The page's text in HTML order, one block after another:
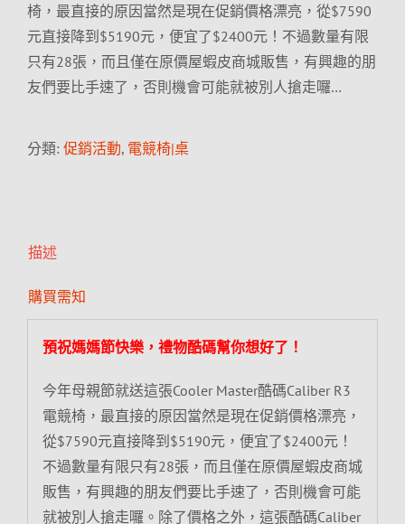
椅，最直接的原因當然是現在促銷價格漂亮，從$7590
元直接降到$5190元，便宜了$2400元！不過數量有限
只有28張，而且僅在原價屋蝦皮商城販售，有興趣的朋
友們要比手速了，否則機會可能就被別人搶走囉…
分類: 促銷活動, 電競椅|桌
描述
購買需知
預祝媽媽節快樂，禮物酷碼幫你想好了！
今年母親節就送這張Cooler Master酷碼Caliber R3
電競椅，最直接的原因當然是現在促銷價格漂亮，
從$7590元直接降到$5190元，便宜了$2400元！
不過數量有限只有28張，而且僅在原價屋蝦皮商城
販售，有興趣的朋友們要比手速了，否則機會可能
就被別人搶走囉。除了價格之外，這張酷碼Caliber